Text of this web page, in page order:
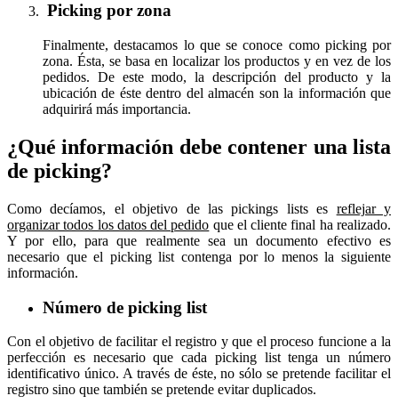
Picking por zona
Finalmente, destacamos lo que se conoce como picking por
zona. Ésta, se basa en localizar los productos y en vez de los
pedidos. De este modo, la descripción del producto y la
ubicación de éste dentro del almacén son la información que
adquirirá más importancia.
¿Qué información debe contener una lista
de picking?
Como decíamos, el objetivo de las pickings lists es reflejar y
organizar todos los datos del pedido que el cliente final ha realizado.
Y por ello, para que realmente sea un documento efectivo es
necesario que el picking list contenga por lo menos la siguiente
información.
Número de picking list
Con el objetivo de facilitar el registro y que el proceso funcione a la
perfección es necesario que cada picking list tenga un número
identificativo único. A través de éste, no sólo se pretende facilitar el
registro sino que también se pretende evitar duplicados.